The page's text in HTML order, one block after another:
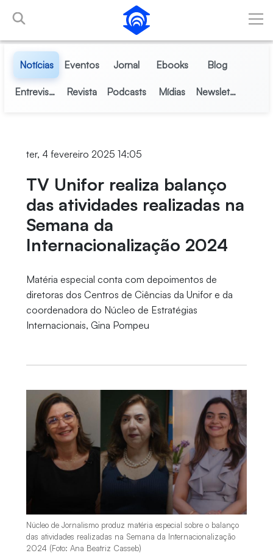
Pular para o Conteúdo principal
Notícias Eventos Jornal Ebooks Blog
Entrevistas Revista Podcasts Mídias Newsletter
ter, 4 fevereiro 2025 14:05
TV Unifor realiza balanço
das atividades realizadas na
Semana da
Internacionalização 2024
Matéria especial conta com depoimentos de
diretoras dos Centros de Ciências da Unifor e da
coordenadora do Núcleo de Estratégias
Internacionais, Gina Pompeu
Núcleo de Jornalismo produz matéria especial sobre o balanço
das atividades realizadas na Semana da Internacionalização
2024 (Foto: Ana Beatriz Casseb)